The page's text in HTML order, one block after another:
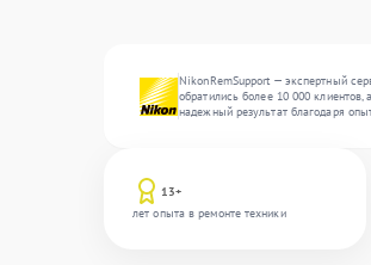
NikonRemSupport — экспертный
обратились более 10 000
надежный результат благодаря
13+
лет опыта в ремонте техники